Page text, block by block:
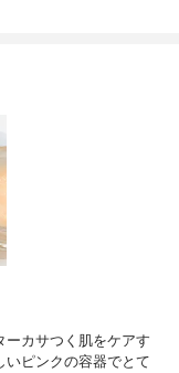
ーカサつく肌をケアす
いピンクの容器でとて